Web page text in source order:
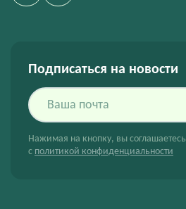
Подписаться на новости
Нажимая на кнопку, вы соглашаетесь
с политикой конфиденциальности